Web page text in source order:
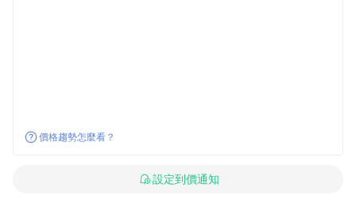
價格趨勢怎麼看？
設定到價通知